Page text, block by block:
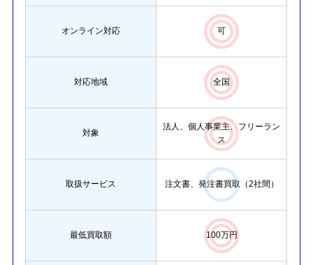
オンライン対応 可
対応地域 全国
対象
法人、個人事業主、フリーラン
ス
取扱サービス 注文書、発注書買取（2社間）
最低買取額 100万円